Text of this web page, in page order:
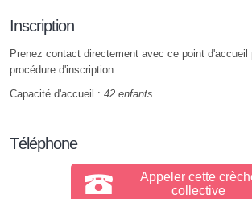
Inscription
Prenez contact directement avec ce point d'accueil
procédure d'inscription.
Capacité d'accueil : 42 enfants.
Téléphone
Appeler cette
collective